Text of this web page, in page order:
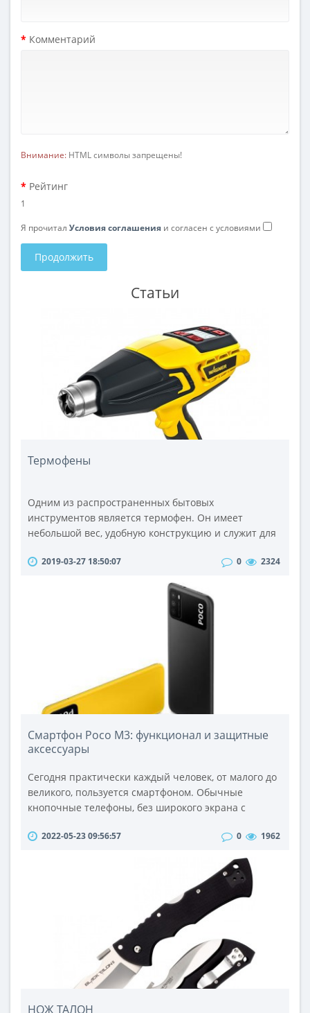
Комментарий
Внимание: HTML символы запрещены!
Рейтинг
1
Я прочитал Условия соглашения и согласен с условиями
Продолжить
Статьи
Термофены
Одним из распространенных бытовых
инструментов является термофен. Он имеет
небольшой вес, удобную конструкцию и служит для
сферах деятельности. При помощи этого теплового
поверхности старое лакокрасочное покрытие,
разморозить водопроводные трубы, а также
произвести аккуратную сварку линолеума,
2019-03-27 18:50:07 0 2324
Смартфон Poco M3: функционал и защитные
аксессуары
Сегодня практически каждый человек, от малого до
великого, пользуется смартфоном. Обычные
кнопочные телефоны, без широкого экрана с
интересуют. Эра смартфонов изменила жизнь
гаджет вместо персонального компьютера, решать
деловые и рабочие вопросы удаленно. Также
используя смартфон можно пользоваться соци..
2022-05-23 09:56:57 0 1962
НОЖ ТАЛОН